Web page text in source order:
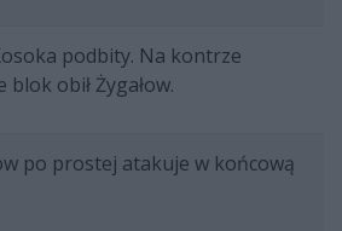
podbity. Na kontrze
blok obił Żygałow.
po prostej atakuje w końcową